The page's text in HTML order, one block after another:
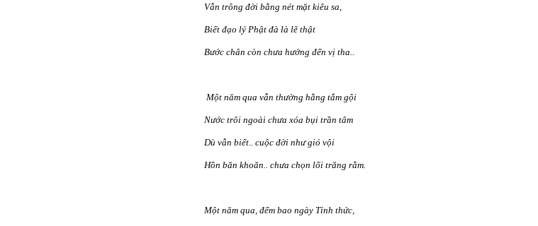
Vẫn trông đời bằng nét mặt kiêu sa,
Biết đạo lý Phật đà là lẽ thật
Bước chân còn chưa hướng đến vị tha..
Một năm qua vẫn thường hằng tắm gội
Nước trôi ngoài chưa xóa bụi trần tâm
Dù vẫn biết.. cuộc đời như gió vội
Hồn băn khoăn.. chưa chọn lối trăng rằm.
Một năm qua, đếm bao ngày Tỉnh thức,